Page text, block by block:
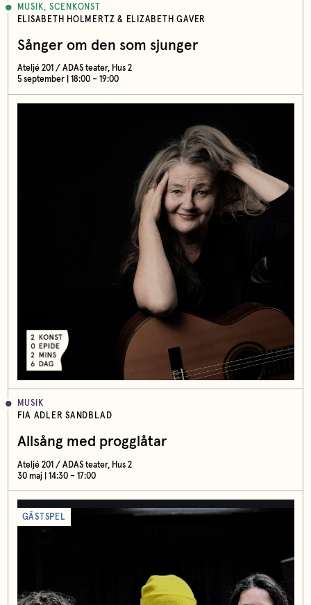
MUSIK, SCENKONST
ELISABETH HOLMERTZ & ELIZABETH GAVER
Sånger om den som sjunger
Ateljé 201 / ADAS teater, Hus 2
5 september | 18:00 – 19:00
MUSIK
FIA ADLER SANDBLAD
Allsång med progglåtar
Ateljé 201 / ADAS teater, Hus 2
30 maj | 14:30 – 17:00
GÄSTSPEL